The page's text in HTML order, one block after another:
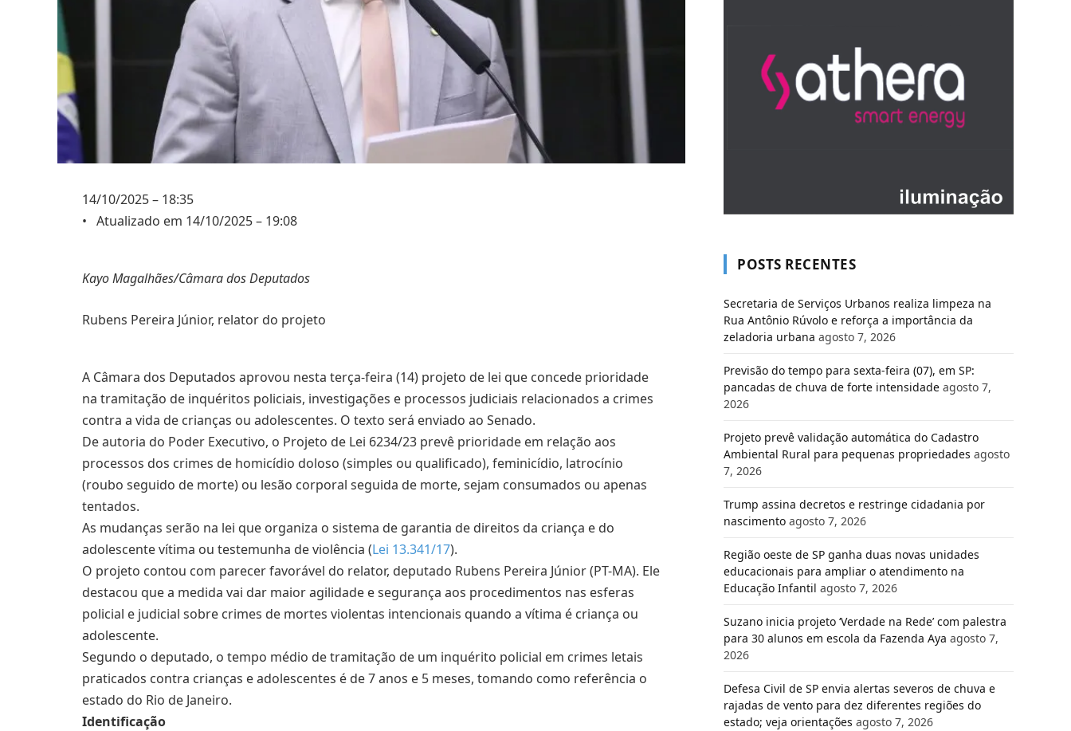
14/10/2025 – 18:35
• Atualizado em 14/10/2025 – 19:08
Kayo Magalhães/Câmara dos Deputados
Rubens Pereira Júnior, relator do projeto
A Câmara dos Deputados aprovou nesta terça-feira (14) projeto de lei que concede prioridade
na tramitação de inquéritos policiais, investigações e processos judiciais relacionados a crimes
contra a vida de crianças ou adolescentes. O texto será enviado ao Senado.
De autoria do Poder Executivo, o Projeto de Lei 6234/23 prevê prioridade em relação aos
processos dos crimes de homicídio doloso (simples ou qualificado), feminicídio, latrocínio
(roubo seguido de morte) ou lesão corporal seguida de morte, sejam consumados ou apenas
tentados.
As mudanças serão na lei que organiza o sistema de garantia de direitos da criança e do
adolescente vítima ou testemunha de violência (Lei 13.341/17).
O projeto contou com parecer favorável do relator, deputado Rubens Pereira Júnior (PT-MA). Ele
destacou que a medida vai dar maior agilidade e segurança aos procedimentos nas esferas
policial e judicial sobre crimes de mortes violentas intencionais quando a vítima é criança ou
adolescente.
Segundo o deputado, o tempo médio de tramitação de um inquérito policial em crimes letais
praticados contra crianças e adolescentes é de 7 anos e 5 meses, tomando como referência o
estado do Rio de Janeiro.
Identificação
POSTS RECENTES
Secretaria de Serviços Urbanos realiza limpeza na
Rua Antônio Rúvolo e reforça a importância da
zeladoria urbana agosto 7, 2026
Previsão do tempo para sexta-feira (07), em SP:
pancadas de chuva de forte intensidade agosto 7,
2026
Projeto prevê validação automática do Cadastro
Ambiental Rural para pequenas propriedades agosto
7, 2026
Trump assina decretos e restringe cidadania por
nascimento agosto 7, 2026
Região oeste de SP ganha duas novas unidades
educacionais para ampliar o atendimento na
Educação Infantil agosto 7, 2026
Suzano inicia projeto ‘Verdade na Rede’ com palestra
para 30 alunos em escola da Fazenda Aya agosto 7,
2026
Defesa Civil de SP envia alertas severos de chuva e
rajadas de vento para dez diferentes regiões do
estado; veja orientações agosto 7, 2026